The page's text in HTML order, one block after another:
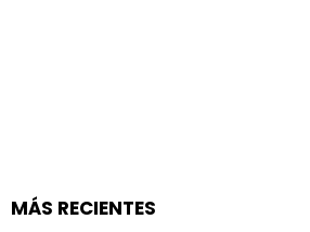
MÁS RECIENTES